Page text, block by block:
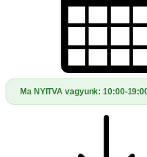
Ma NYITVA vagyunk:10:00-